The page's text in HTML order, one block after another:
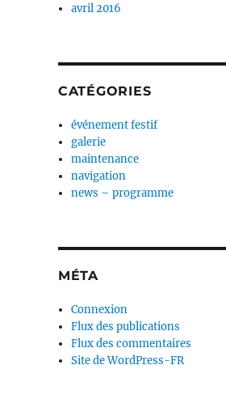
avril 2016
CATÉGORIES
événement festif
galerie
maintenance
navigation
news – programme
MÉTA
Connexion
Flux des publications
Flux des commentaires
Site de WordPress-FR